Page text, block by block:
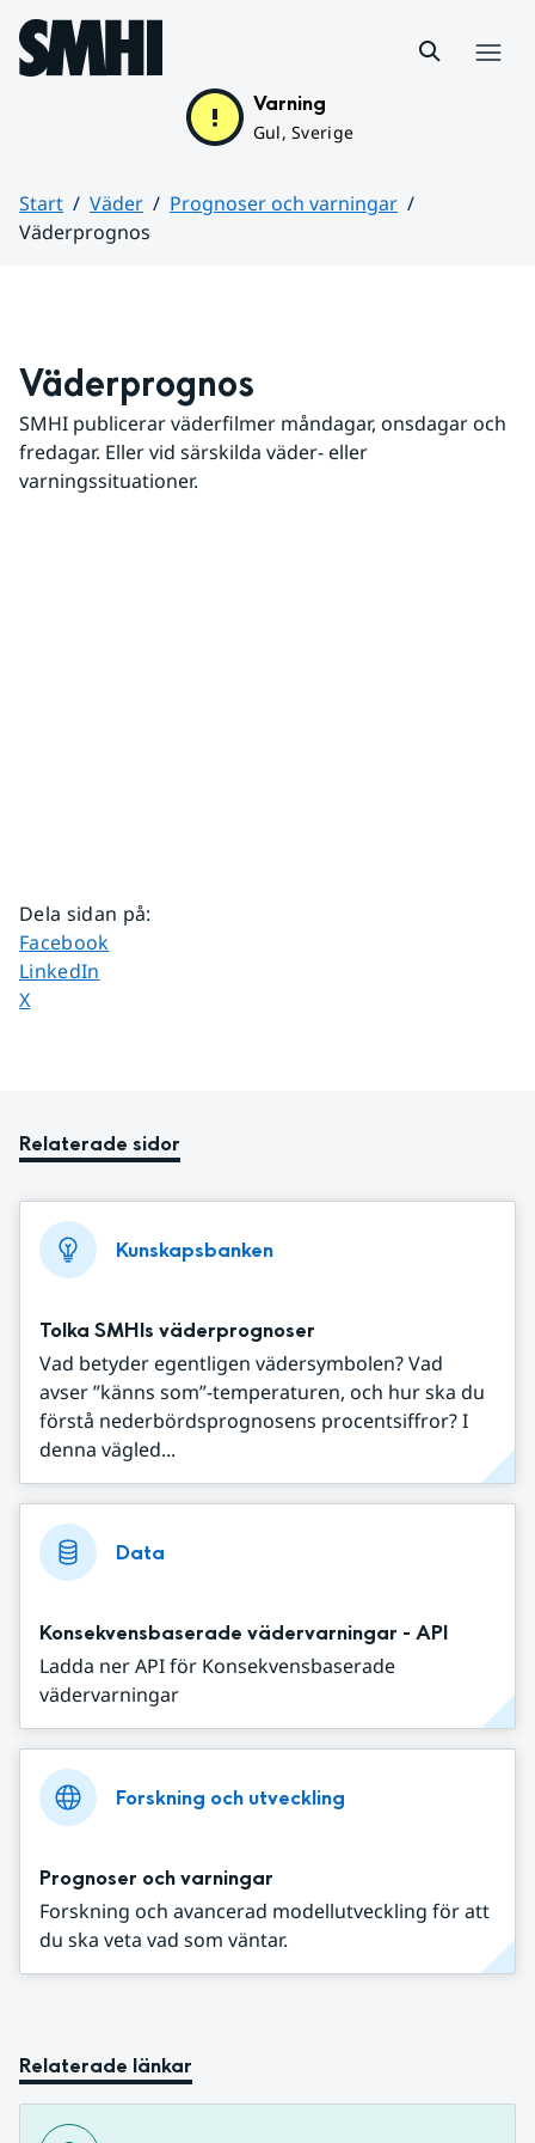
Hoppa till sidans innehåll
Varning
Gul, Sverige
Start Väder
Prognoser och varningar
Väderprognos
Väderprognos
SMHI publicerar väderfilmer måndagar, onsdagar och
fredagar. Eller vid särskilda väder- eller
varningssituationer.
Dela sidan på:
Dela sidan på
Facebook
Dela sidan på
LinkedIn
Dela sidan på
X
Relaterade sidor
Kunskapsbanken
Tolka SMHIs väderprognoser
Vad betyder egentligen vädersymbolen? Vad
avser ”känns som”-temperaturen, och hur ska du
förstå nederbördsprognosens procentsiffror? I
denna vägled...
Data
Konsekvensbaserade vädervarningar - API
Ladda ner API för Konsekvensbaserade
vädervarningar
Forskning och utveckling
Prognoser och varningar
Forskning och avancerad modellutveckling för att
du ska veta vad som väntar.
Relaterade länkar